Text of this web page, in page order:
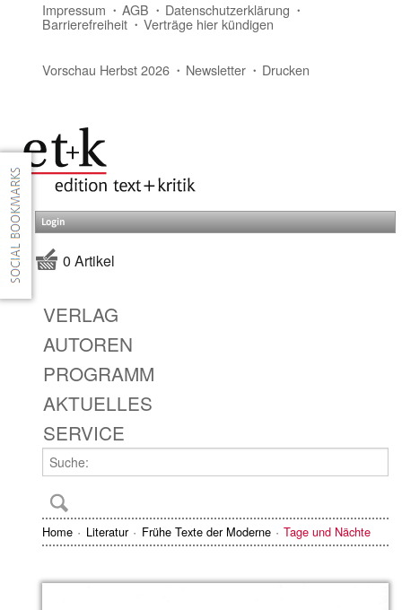
Impressum AGB Datenschutzerklärung
Barrierefreiheit Verträge hier kündigen
Vorschau Herbst 2026 Newsletter Drucken
Login
0 Artikel
VERLAG
AUTOREN
PROGRAMM
AKTUELLES
SERVICE
Home Literatur Frühe Texte der Moderne Tage und Nächte